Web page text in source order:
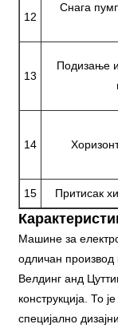
12
Снага
13
Подизање
14
15 Притисак
Машине за
одличан производ
Велдинг анд
конструкција. То
специјално